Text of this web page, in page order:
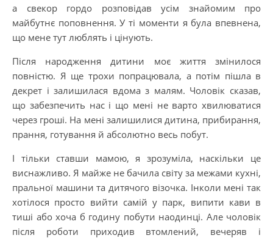
а свекор гордо розповідав усім знайомим про
майбутнє поповнення. У ті моменти я була впевнена,
що мене тут люблять і цінують.
Після народження дитини моє життя змінилося
повністю. Я ще трохи попрацювала, а потім пішла в
декрет і залишилася вдома з малям. Чоловік сказав,
що забезпечить нас і що мені не варто хвилюватися
через гроші. На мені залишилися дитина, прибирання,
прання, готування й абсолютно весь побут.
І тільки ставши мамою, я зрозуміла, наскільки це
виснажливо. Я майже не бачила світу за межами кухні,
пральної машини та дитячого візочка. Інколи мені так
хотілося просто вийти самій у парк, випити кави в
тиші або хоча б годину побути наодинці. Але чоловік
після роботи приходив втомлений, вечеряв і